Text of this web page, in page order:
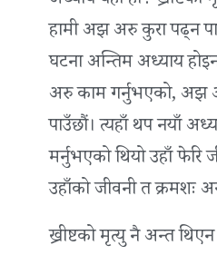
हामी अझ अरु कुरा पढ्न
घटना अन्तिम अध्याय
अरु काम गर्नुभएको, अझ
पाउँछौं। त्यहाँ थप नयाँ
मर्नुभएको थियो उहाँ
उहाँको जीवनी त क्रमशः
ख्रीष्टको मृत्यु नै अन्त